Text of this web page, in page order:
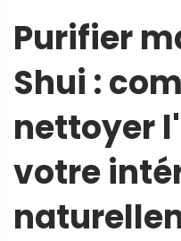
Purifier
Shui :
nettoyer
votre